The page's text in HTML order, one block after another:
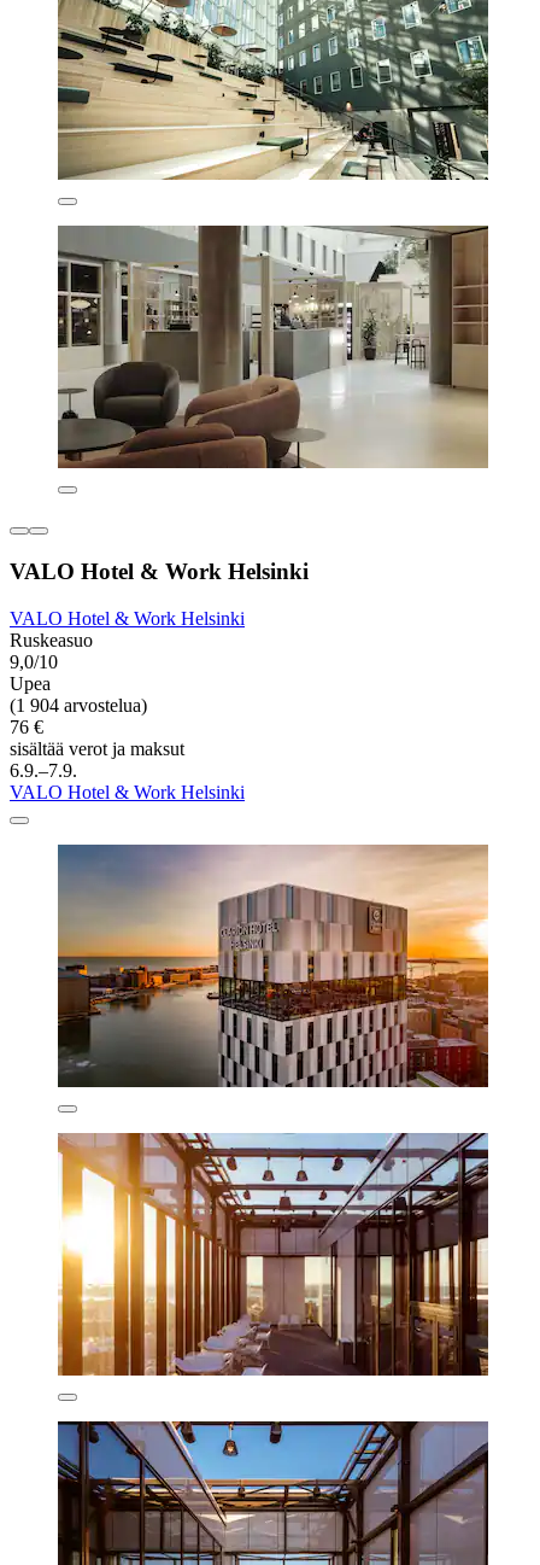
VALO Hotel & Work Helsinki
VALO Hotel & Work Helsinki
Ruskeasuo
9,0/10
Upea
(1 904 arvostelua)
76 €
sisältää verot ja maksut
6.9.–7.9.
VALO Hotel & Work Helsinki